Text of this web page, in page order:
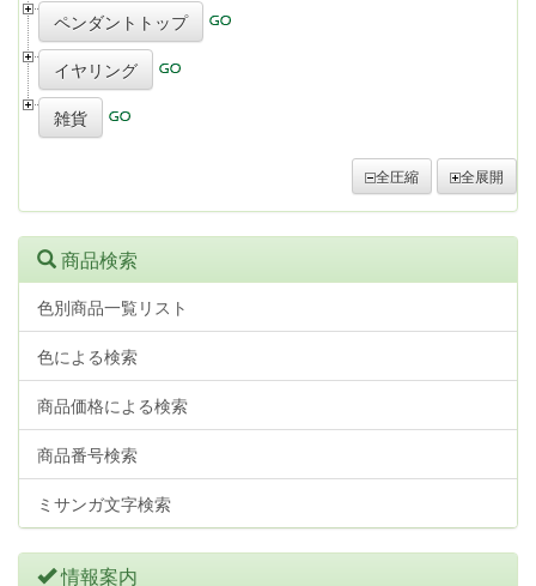
ペンダントトップ
イヤリング
雑貨
全圧縮 全展開
商品検索
色別商品一覧リスト
色による検索
商品価格による検索
商品番号検索
ミサンガ文字検索
情報案内